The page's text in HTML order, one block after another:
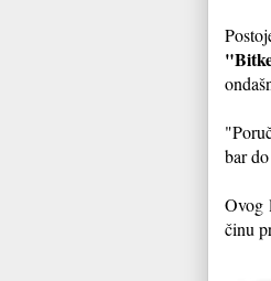
bar
Ovog
činu